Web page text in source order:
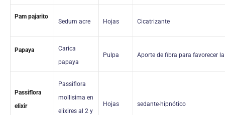
Pam pajarito
Sedum acre Hojas Cicatrizante
Papaya
Carica
papaya
Pulpa Aporte de fibra para favorecer
Passiflora
elixir
Passiflora
mollisima en
elixires al 2 y
Hojas sedante-hipnótico